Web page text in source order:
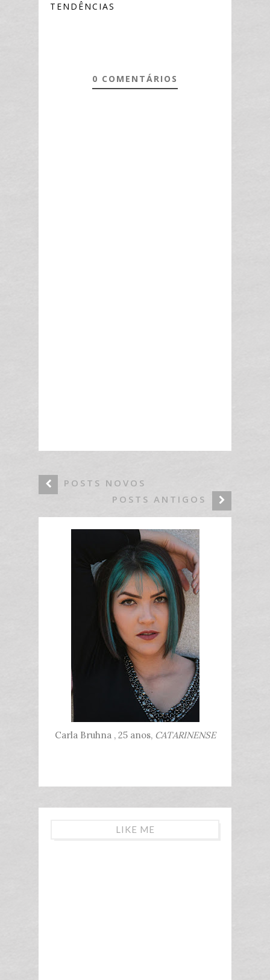
TENDÊNCIAS
0 COMENTÁRIOS
POSTS NOVOS
POSTS ANTIGOS
Carla Bruhna , 25 anos,CATARINENSE
LIKE ME